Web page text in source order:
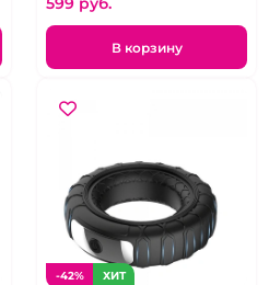
В корзину
-42% ХИТ